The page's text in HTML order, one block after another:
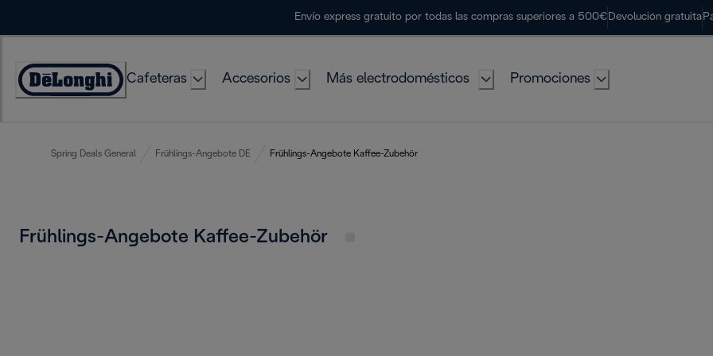
Envío express gratuito por todas las compras superiores a 500€ Devolución gratuita
Accessibility
Cafeteras Accesorios Más electrodomésticos Promociones
Spring Deals General Frühlings-Angebote DE Frühlings-Angebote Kaffee-Zubehör
Frühlings-Angebote Kaffee-Zubehör